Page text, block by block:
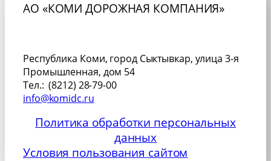
АО «КОМИ ДОРОЖНАЯ КОМПАНИЯ»
Республика Коми, город Сыктывкар, улица 3-я
Промышленная, дом 54
Тел.: (8212) 28-79-00
info@komidc.ru
Политика обработки персональных
данных
Условия пользования сайтом